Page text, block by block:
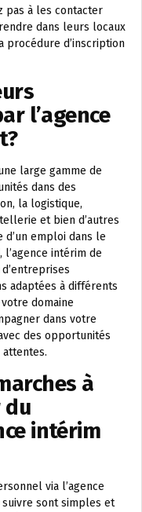
pas à les contacter
dans leurs locaux
procédure d’inscription
l’agence
large gamme de
dans des
la logistique,
et bien d’autres
d’un emploi dans le
intérim de
adaptées à différents
domaine
dans votre
des opportunités
à
du
intérim
via l’agence
sont simples et